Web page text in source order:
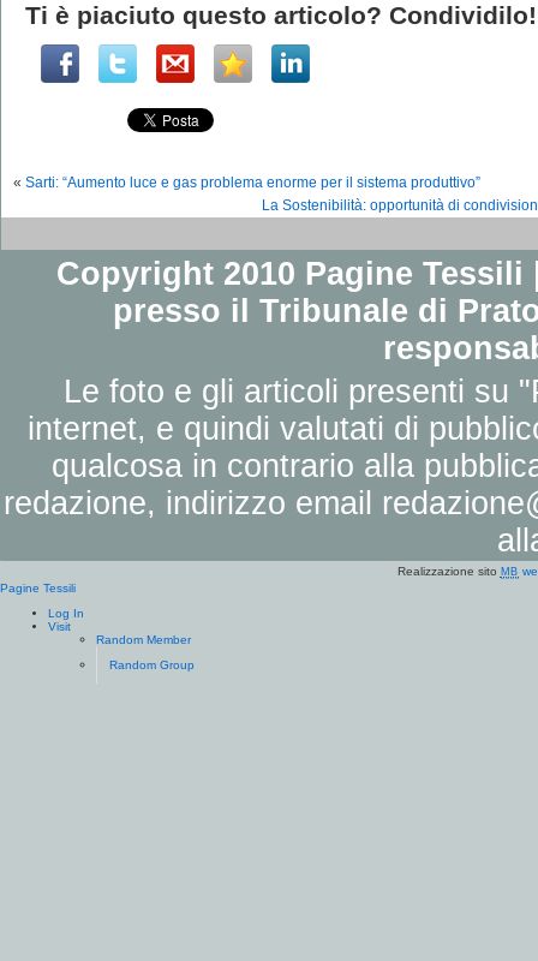
Ti è piaciuto questo articolo? Condividilo!
« Sarti: “Aumento luce e gas problema enorme per il sistema produttivo”
La Sostenibilità: opportunità di
Copyright 2010 Pagine
presso il Tribunale di
Le foto e gli articoli presenti su
internet, e quindi valutati di
qualcosa in contrario alla
redazione, indirizzo email
Realizzazione sito MB
Pagine Tessili
Log In
Visit
Random Member
Random Group